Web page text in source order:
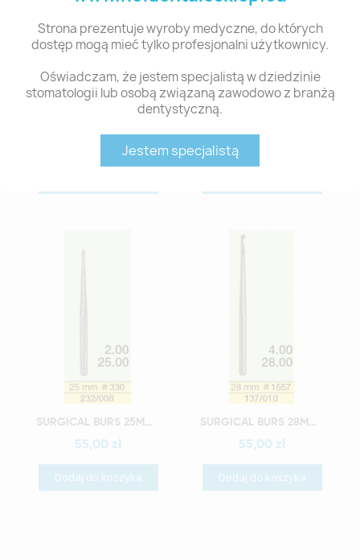
Strona prezentuje wyroby medyczne, do których
dostęp mogą mieć tylko profesjonalni użytkownicy.
Oświadczam, że jestem specjalistą w dziedzinie
stomatologii lub osobą związaną zawodowo z branżą
dentystyczną.
Jestem specjalistą
Szybki podgląd SURGICAL BURS 25MM #330 (4 SZT.)
55,00 zł
Dodaj do koszyka
Szybki podgląd SURGICAL BURS 28MM #1557 (4 SZT.)
55,00 zł
Dodaj do koszyka